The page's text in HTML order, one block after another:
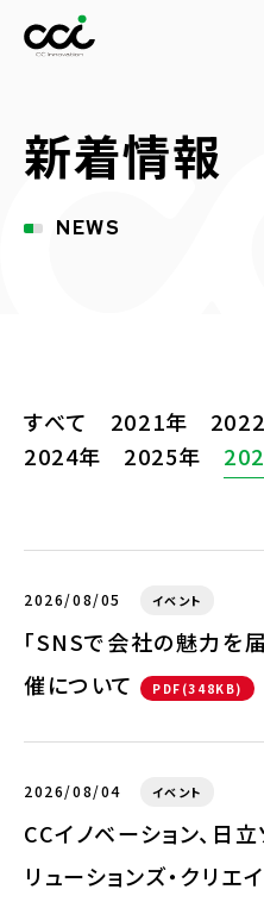
新着情報
NEWS
すべて 2021年
2024年
2025年
2026/08/05 イベント
「SNSで会社の魅力を
催について
PDF(348KB)
2026/08/04 イベント
CCイノベーション、日
リューションズ・クリエ